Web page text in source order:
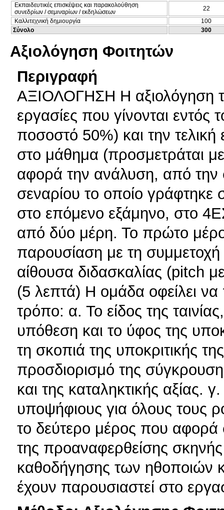
Εκπαιδευτικές επισκέψεις και παρακολούθηση
συνεδρίων / σεμιναρίων / εκδηλώσεων
22
Καλλιτεχνική δημιουργία
100
Σύνολο
300
Αξιολόγηση Φοιτητών
Περιγραφή
ΑΞΙΟΛΟΓΗΣΗ Η αξιολόγηση
εργασίες που γίνονται
ποσοστό 50%) και την
στο μάθημα (προσμετράται
αφορά την ανάλυση, από την
σεναρίου το οποίο γράφτηκε
στο επόμενο εξάμηνο, στο
από δύο μέρη. Το πρώτο
παρουσίαση με τη
αίθουσα διδασκαλίας (pitch
(5 λεπτά) Η ομάδα οφείλει
τρόπο: α. Το είδος της
υπόθεση και το ύφος της
τη σκοπιά της υποκριτικής
προσδιορισμό της
και της καταληκτικής αξίας.
υποψήφιους για όλους τους
το δεύτερο μέρος που
της προαναφερθείσης
καθοδήγησης των ηθοποιών
έχουν παρουσιαστεί στο